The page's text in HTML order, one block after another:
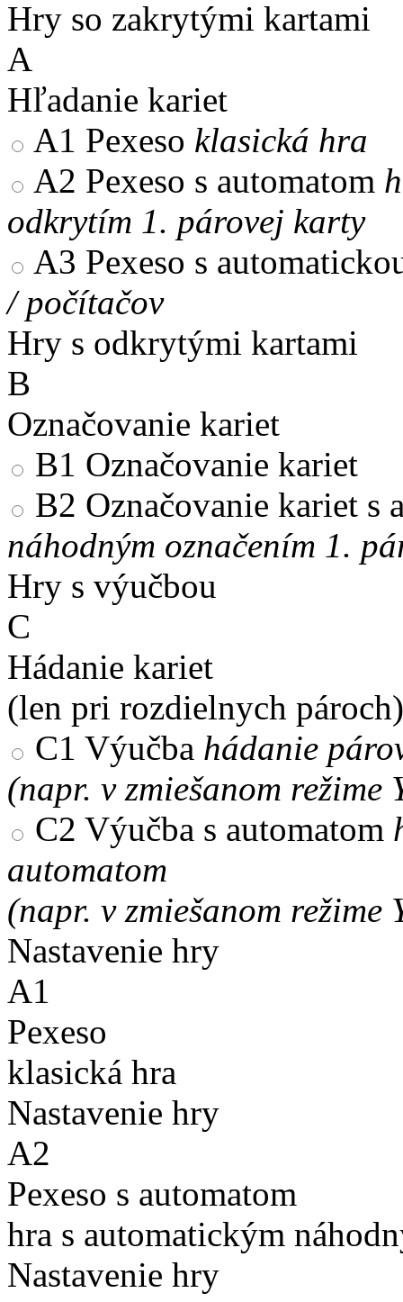
Hry so zakrytými kartami
A
Hľadanie kariet
A1 Pexeso klasická hra
A2 Pexeso s automatom
odkrytím 1. párovej karty
A3 Pexeso s
/ počítačov
Hry s odkrytými kartami
B
Označovanie kariet
B1 Označovanie kariet
B2 Označovanie kariet s
náhodným označením 1.
Hry s výučbou
C
Hádanie kariet
(len pri rozdielnych pároch)
C1 Výučba hádanie
(napr. v zmiešanom režime
C2 Výučba s automatom
automatom
(napr. v zmiešanom režime
Nastavenie hry
A1
Pexeso
klasická hra
Nastavenie hry
A2
Pexeso s automatom
hra s automatickým
Nastavenie hry